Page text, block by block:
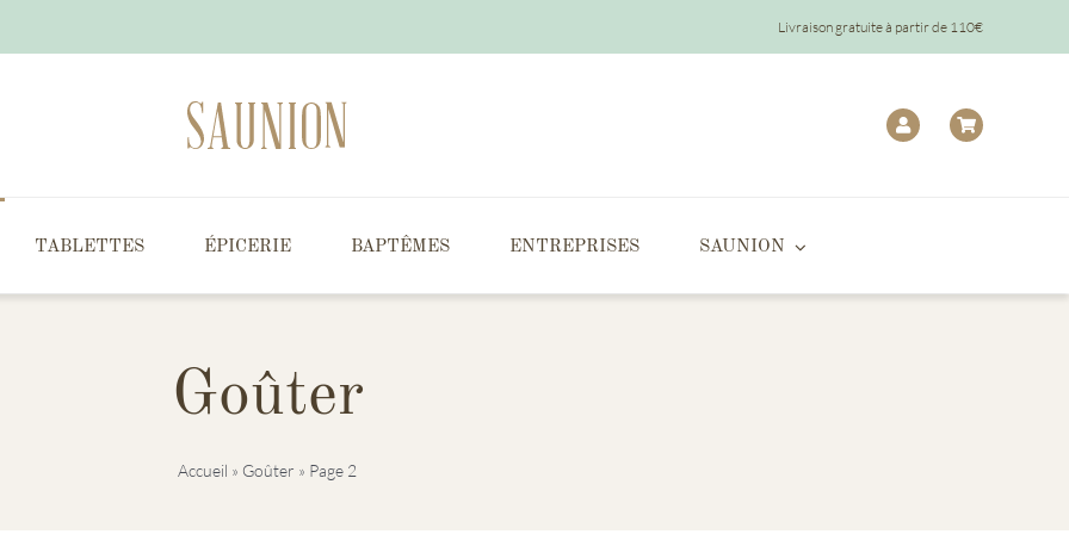
Livraison gratuite à partir de 110€
TABLETTES ÉPICERIE BAPTÊMES ENTREPRISES SAUNION
Goûter
Accueil » Goûter » Page 2